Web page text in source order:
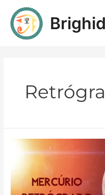
Brighid